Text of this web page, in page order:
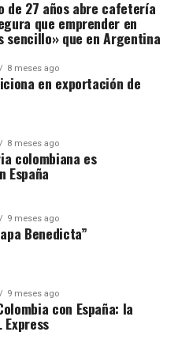
de 27 años abre cafetería
que emprender en
sencillo» que en Argentina
8 meses ago
en exportación de
8 meses ago
colombiana es
España
9 meses ago
Benedicta”
9 meses ago
con España: la
Express